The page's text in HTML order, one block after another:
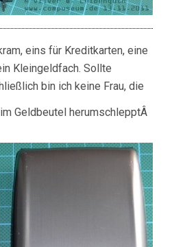
eins für Kreditkarten, eine
Kleingeldfach. Sollte
bin ich keine Frau, die
Geldbeutel herumschlepptÂ